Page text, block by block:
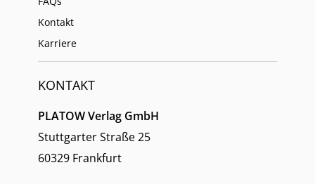
Kontakt
Karriere
KONTAKT
PLATOW Verlag GmbH
Stuttgarter Straße 25
60329 Frankfurt